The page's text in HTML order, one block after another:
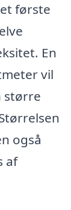
første
En
vil
større
også
af